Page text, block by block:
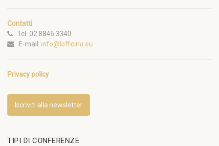
Contatti
Tel. 02 8846 3340
E-mail: info@lofficina.eu
Privacy policy
Iscriviti alla newsletter
TIPI DI CONFERENZE